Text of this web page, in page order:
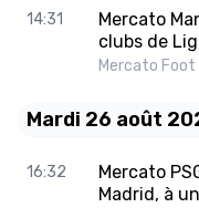
14:31
Mercato
clubs de
Mercato Foot
Mardi 26 août
16:32
Mercato
Madrid, à